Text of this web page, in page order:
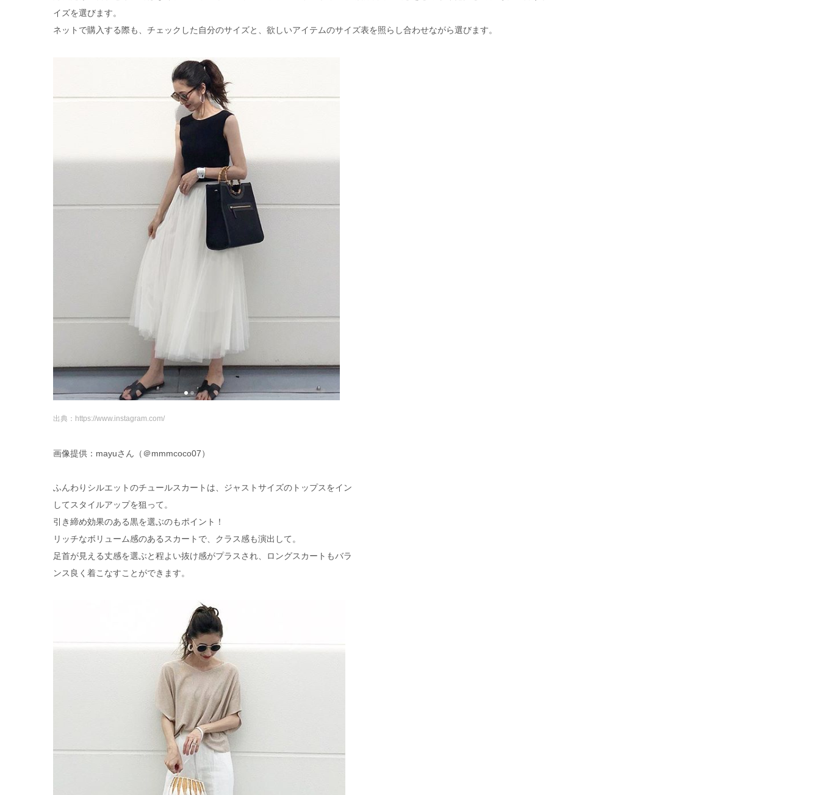
イズを選びます。
ネットで購入する際も、チェックした自分のサイズと、欲しいアイテムのサイズ表を照らし合わせながら選びます。
出典：https://www.instagram.com/
画像提供：mayuさん（＠mmmcoco07）
ふんわりシルエットのチュールスカートは、ジャストサイズのトップスをイン
してスタイルアップを狙って。
引き締め効果のある黒を選ぶのもポイント！
リッチなボリューム感のあるスカートで、クラス感も演出して。
足首が見える丈感を選ぶと程よい抜け感がプラスされ、ロングスカートもバラ
ンス良く着こなすことができます。